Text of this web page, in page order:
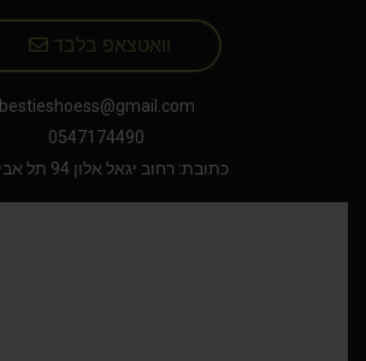
וואטצאפ בלבד
bestieshoess@gmail.com
0547174490
כתובת: רחוב יגאל אלון 94 תל אביב יפו